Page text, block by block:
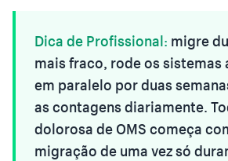
Dica de Profissional: migre
mais fraco, rode os sistemas
em paralelo por duas
as contagens diariamente.
dolorosa de OMS começa
migração de uma vez só